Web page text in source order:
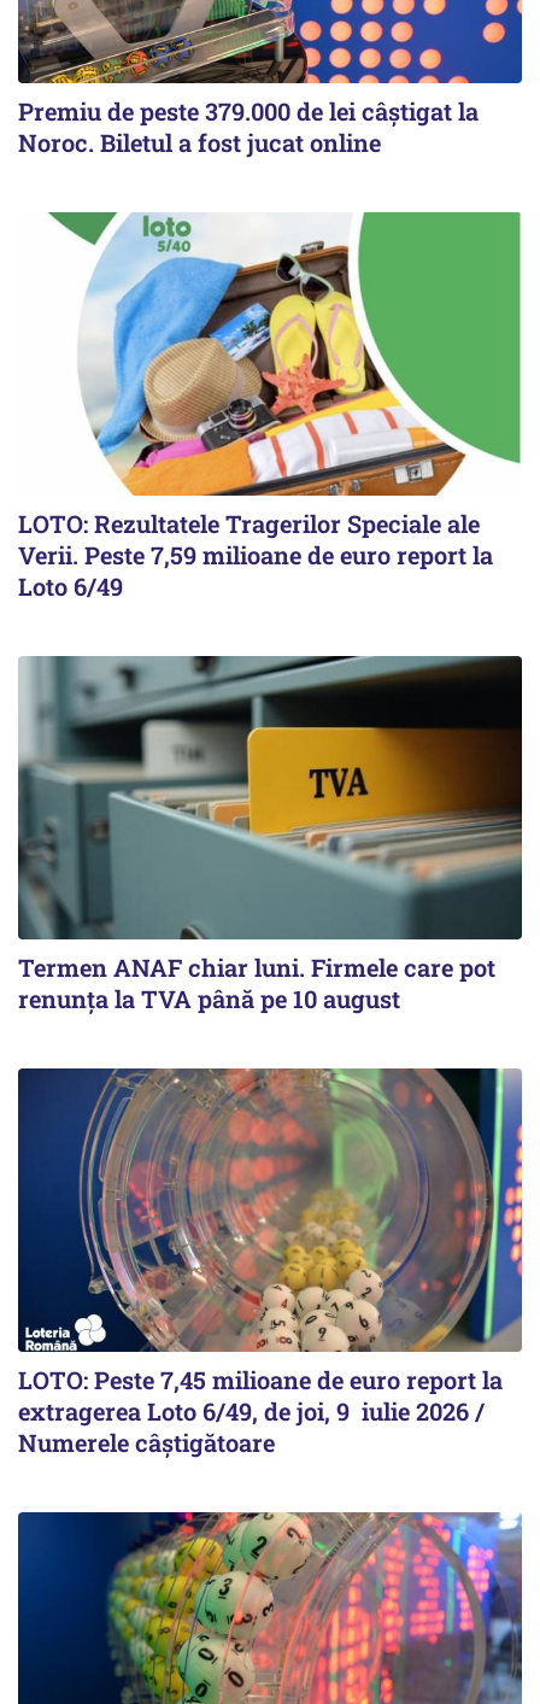
Premiu de peste 379.000 de lei câștigat la
Noroc. Biletul a fost jucat online
LOTO: Rezultatele Tragerilor Speciale ale
Verii. Peste 7,59 milioane de euro report la
Loto 6/49
Termen ANAF chiar luni. Firmele care pot
renunța la TVA până pe 10 august
LOTO: Peste 7,45 milioane de euro report la
extragerea Loto 6/49, de joi, 9 iulie 2026 /
Numerele câștigătoare